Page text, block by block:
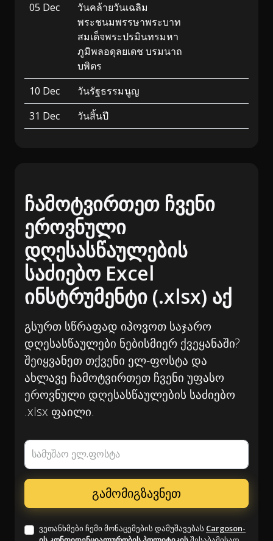
05 Dec
วันคล้ายวันเฉลิม
พระชนมพรรษาพระบาท
สมเด็จพระปรมินทรมหา
ภูมิพลอดุลยเดช บรมนาถ
บพิตร
10 Dec
วันรัฐธรรมนูญ
31 Dec
วันสิ้นปี
ჩამოტვირთეთ ჩვენი
ეროვნული
დღესასწაულების
საძიებო Excel
ინსტრუმენტი (.xlsx) აქ
გსურთ სწრაფად იპოვოთ საჯარო
დღესასწაულები ნებისმიერ ქვეყანაში?
შეიყვანეთ თქვენი ელ-ფოსტა და
ახლავე ჩამოტვირთეთ ჩვენი უფასო
ეროვნული დღესასწაულების საძიებო
.xlsx ფაილი.
სამუშაო ელ.ფოსტა
ვეთანხმები ჩემი მონაცემების დამუშავებას Cargoson-